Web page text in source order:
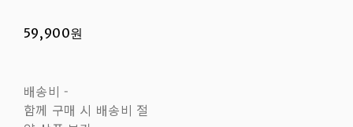
59,900원
배송비 -
함께 구매 시 배송비 절